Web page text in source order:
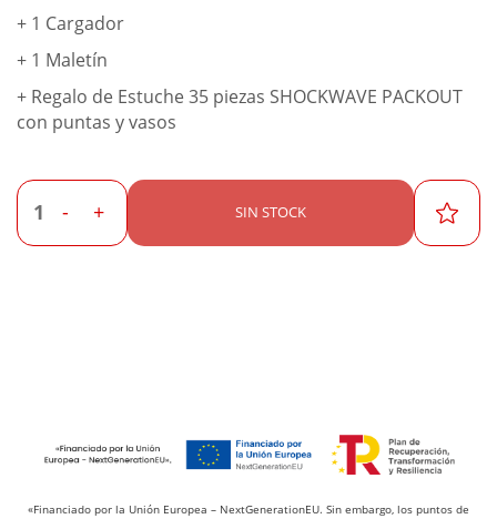
+ 1 Cargador
+ 1 Maletín
+ Regalo de Estuche 35 piezas SHOCKWAVE PACKOUT
con puntas y vasos
- + SIN STOCK
«Financiado por la Unión Europea – NextGenerationEU. Sin embargo, los puntos de